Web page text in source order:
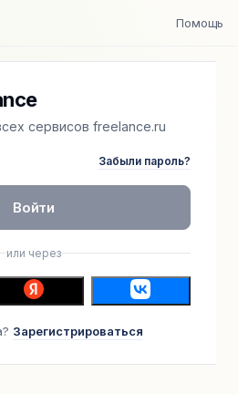
Помощь
сервисов freelance.ru
Забыли пароль?
Войти
или через
Зарегистрироваться